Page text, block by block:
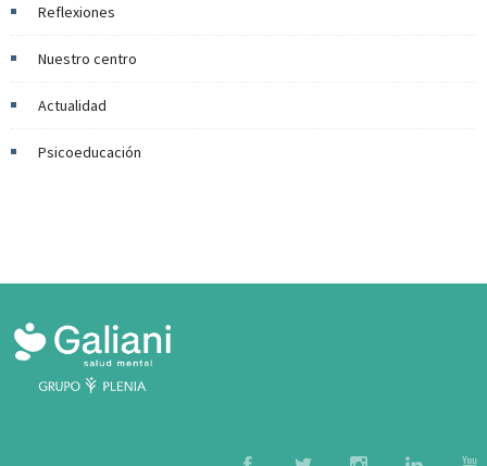
Reflexiones
Nuestro centro
Actualidad
Psicoeducación